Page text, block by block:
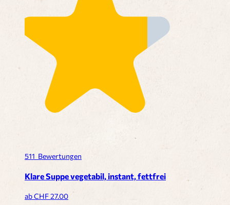
511 Bewertungen
Klare Suppe vegetabil, instant, fettfrei
ab CHF27.00